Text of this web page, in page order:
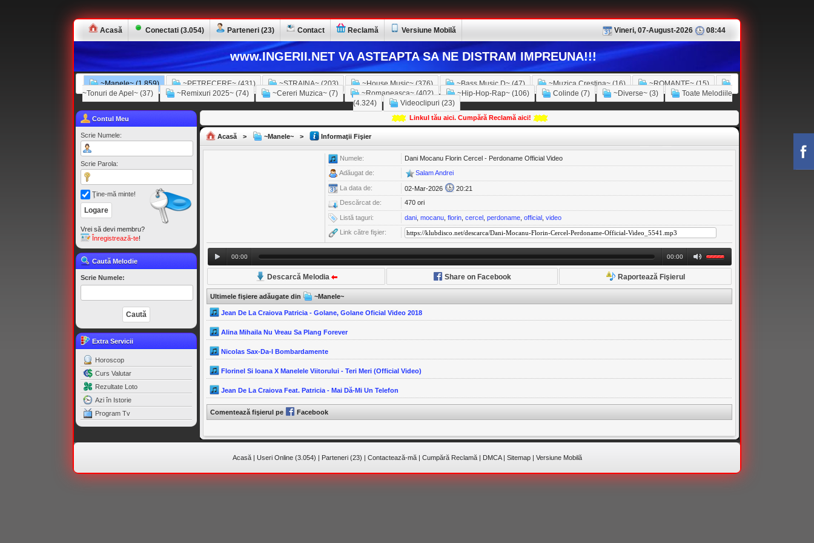
Acasă Conectati (3.054) Parteneri (23) Contact Reclamă Versiune Mobilă Vineri, 07-August-2026 08:44
www.INGERII.NET VA ASTEAPTA SA NE DISTRAM IMPREUNA!!!
~Manele~ (1.859) ~PETRECERE~ (431) ~STRAINA~ (203) ~House Music~ (376) ~Bass Music D~ (47) ~Muzica Crestina~ (16)
~ROMANTE~ (15)
~Tonuri de Apel~ (37)
~Remixuri 2025~ (74) ~Cereri Muzica~ (7) ~Romaneasca~ (402) ~Hip-Hop-Rap~ (106) Colinde (7) ~Diverse~ (3)
Toate Melodiile
(4.324)
Videoclipuri (23)
Contul Meu
Scrie Numele:
Scrie Parola:
Ţine-mă minte!
Vrei să devi membru?
Înregistrează-te!
Caută Melodie
Scrie Numele:
Extra Servicii
Horoscop
Curs Valutar
Rezultate Loto
Azi în Istorie
Program Tv
Linkul tău aici. Cumpără Reclamă aici!
Acasă > ~Manele~ > Informaţii Fişier
Numele: Dani Mocanu Florin Cercel - Perdoname Official Video
Adăugat de: Salam Andrei
La data de: 02-Mar-2026
20:21
Descărcat de:
470 ori
Listă taguri: dani mocanu florin cercel perdoname official video
Link către fişier:
00:00 00:00
Descarcă Melodia Share on Facebook Raportează Fişierul
Ultimele fişiere adăugate din ~Manele~
Jean De La Craiova Patricia - Golane, Golane Oficial Video 2018
Alina Mihaila Nu Vreau Sa Plang Forever
Nicolas Sax-Da-I Bombardamente
Florinel Si Ioana X Manelele Viitorului - Teri Meri (Official Video)
Jean De La Craiova Feat. Patricia - Mai Dă-Mi Un Telefon
Comentează fişierul pe Facebook
Acasă| Useri Online (3.054) | Parteneri (23) | Contactează-mă| Cumpără Reclamă| DMCA| Sitemap| Versiune Mobilă